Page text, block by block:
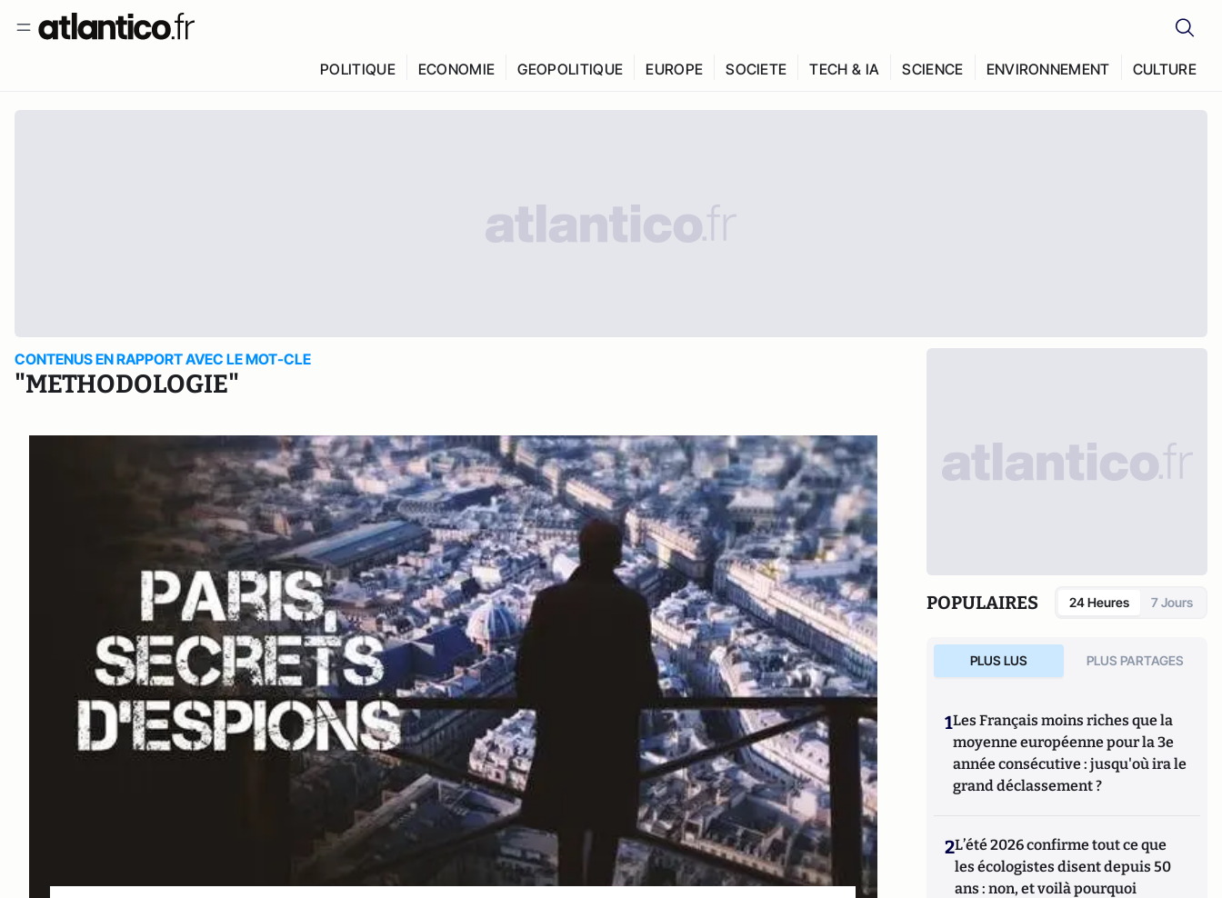
POLITIQUE ECONOMIE GEOPOLITIQUE EUROPE SOCIETE TECH & IA SCIENCE ENVIRONNEMENT CULTURE
CONTENUS EN RAPPORT AVEC LE MOT-CLE
"METHODOLOGIE"
POPULAIRES 24 Heures 7 Jours
PLUS LUS PLUS PARTAGES
1Les Français moins riches que la
moyenne européenne pour la 3e
année consécutive : jusqu'où ira le
grand déclassement ?
2L’été 2026 confirme tout ce que
les écologistes disent depuis 50
ans : non, et voilà pourquoi